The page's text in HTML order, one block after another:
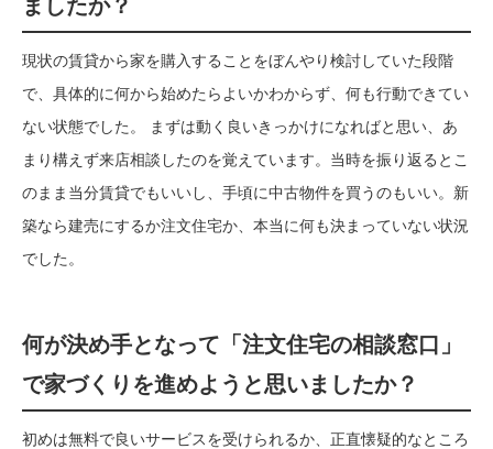
ましたか？
現状の賃貸から家を購入することをぼんやり検討していた段階
で、具体的に何から始めたらよいかわからず、何も行動できてい
ない状態でした。 まずは動く良いきっかけになればと思い、あ
まり構えず来店相談したのを覚えています。当時を振り返るとこ
のまま当分賃貸でもいいし、手頃に中古物件を買うのもいい。新
築なら建売にするか注文住宅か、本当に何も決まっていない状況
でした。
何が決め手となって「注文住宅の相談窓口」
で家づくりを進めようと思いましたか？
初めは無料で良いサービスを受けられるか、正直懐疑的なところ